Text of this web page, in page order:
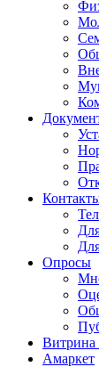
Опросы
Витрина
Амаркет